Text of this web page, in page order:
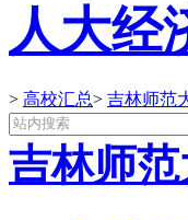
人大经
> 高校汇总> 吉林师范
吉林师